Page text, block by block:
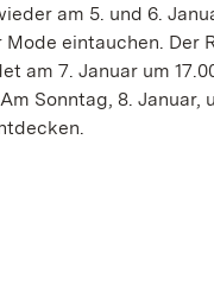
am 5. und 6.
eintauchen. Der
am 7. Januar um
Sonntag, 8. Januar,